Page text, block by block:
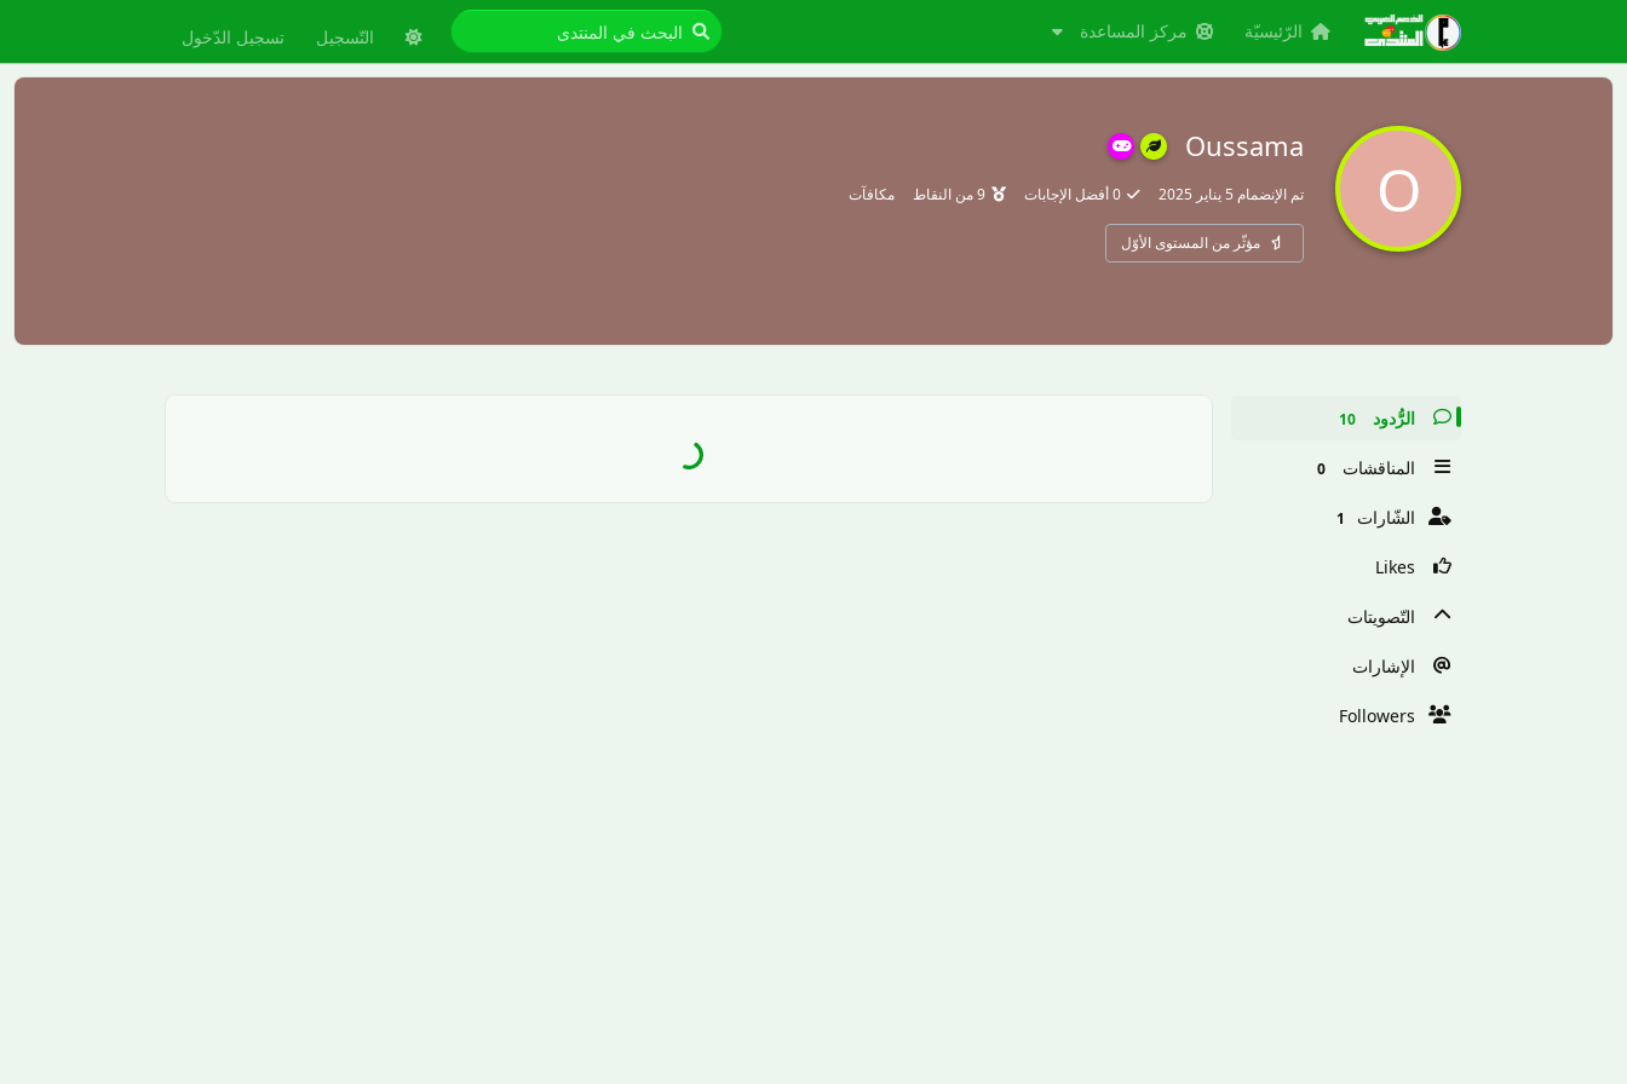
الرّئيسيّة مركز المساعدة التّسجيل تسجيل الدّخول
O
Oussama
تم الإنضمام 5 يناير 2025 0أفضل الإجابات 9من النقاط مكافآت
مؤثّر من المستوى الأوّل
الرُّدود 10
المناقشات 0
الشّارات 1
Likes
التّصويتات
الإشارات
Followers